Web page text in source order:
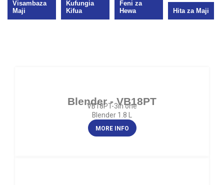
Visambaza
Maji
Kufungia
Kifua
Feni za
Hewa
Hita za Maji
Blender - VB18PT
VB18PT-3in one
Blender 1.8 L
MORE INFO